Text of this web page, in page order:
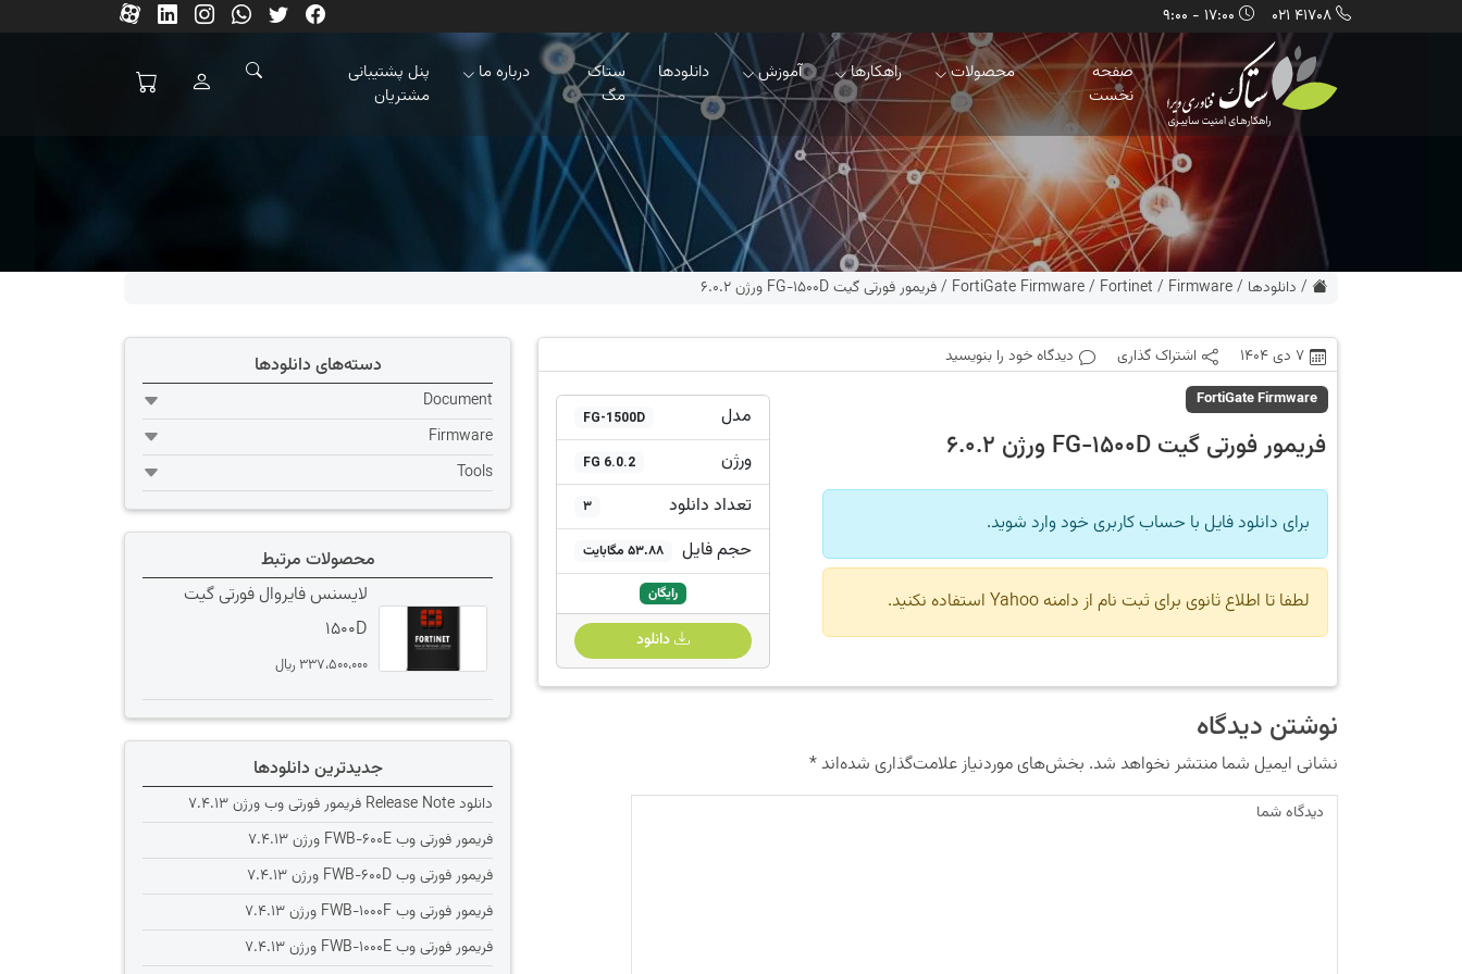
41708 021
صفحه
نخست
محصولات راهکارها آموزش دانلودها
ستاک
مگ
درباره ما
پنل پشتیبانی
مشتریان
/ دانلودها /
Firmware
/
Fortinet
/
FortiGate Firmware
/فریمور فورتی گیت FG-1500D ورژن 6.0.2
7 دی 1404 اشتراک گذاری دیدگاه خود را بنویسید
FortiGate Firmware
فریمور فورتی گیت FG-1500D ورژن 6.0.2
برای دانلود فایل با حساب کاربری خود وارد شوید.
لطفا تا اطلاع ثانوی برای ثبت نام از دامنه Yahoo استفاده نکنید.
مدل FG-1500D
ورژن FG 6.0.2
تعداد دانلود 3
حجم فایل 53.88 مگابایت
رایگان
دانلود
نوشتن دیدگاه
نشانی ایمیل شما منتشر نخواهد شد. بخش‌های موردنیاز علامت‌گذاری شده‌اند*
دسته‌های دانلودها
Document
Firmware
Tools
محصولات مرتبط
لایسنس فایروال فورتی گیت
1500D
337،500،000 ﷼
جدیدترین دانلودها
دانلود Release Note فریمور فورتی وب ورژن 7.4.13
فریمور فورتی وب FWB-600E ورژن 7.4.13
فریمور فورتی وب FWB-600D ورژن 7.4.13
فریمور فورتی وب FWB-1000F ورژن 7.4.13
فریمور فورتی وب FWB-1000E ورژن 7.4.13